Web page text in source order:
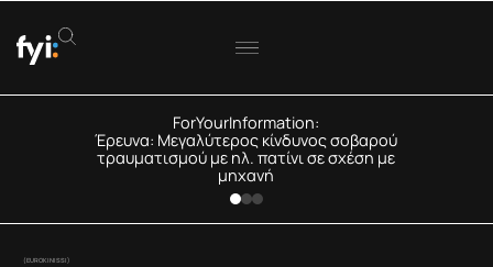
ForYourInformation:
Έρευνα: Μεγαλύτερος κίνδυνος σοβαρού
τραυματισμού με ηλ. πατίνι σε σχέση με
μηχανή
(EUROKINISSI)